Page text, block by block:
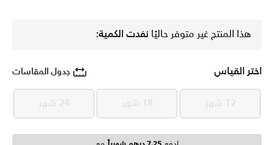
هذا المنتج غير متوفر حاليًا نفدت الكمية:
اختر القياس جدول المقاسات
12 شهر 12 شهر 18 شهر 18 شهر 24 شهر 24 شهر